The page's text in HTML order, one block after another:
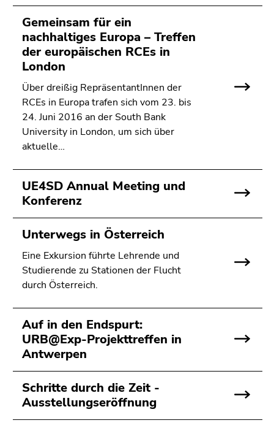
Gemeinsam für ein
nachhaltiges Europa – Treffen
der europäischen RCEs in
London
Über dreißig RepräsentantInnen der
RCEs in Europa trafen sich vom 23. bis
24. Juni 2016 an der South Bank
University in London, um sich über
aktuelle…
UE4SD Annual Meeting und
Konferenz
Unterwegs in Österreich
Eine Exkursion führte Lehrende und
Studierende zu Stationen der Flucht
durch Österreich.
Auf in den Endspurt:
URB@Exp-Projekttreffen in
Antwerpen
Schritte durch die Zeit -
Ausstellungseröffnung